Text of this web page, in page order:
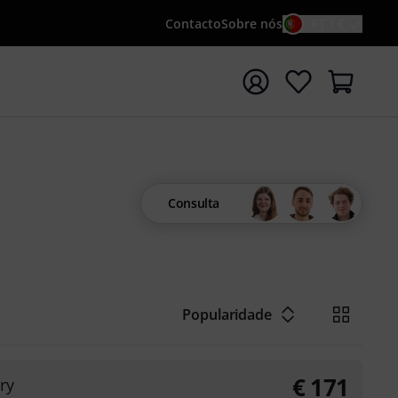
ContactoSobre nós
pesquisa com o termo de pesquisa {searchTerm}
Consulta
Popularidade
€ 171